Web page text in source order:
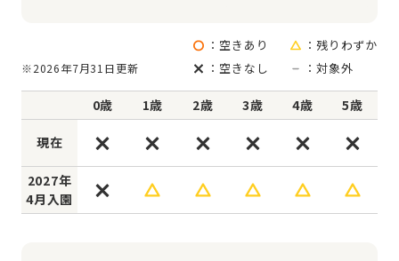
※2026年7月31日更新
：空きあり
：残りわずか
：空きなし
：対象外
0歳 1歳 2歳 3歳 4歳 5歳
現在
2027年
4月入園